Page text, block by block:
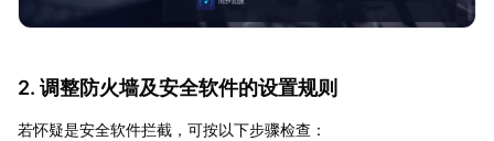
2. 调整防火墙及安全软件的设置规则
若怀疑是安全软件拦截，可按以下步骤检查：